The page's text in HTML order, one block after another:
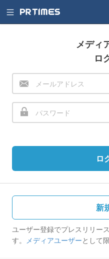
メディ
ロ
ロ
新
ユーザー登録でプレスリリー
す。 メディアユーザーとして